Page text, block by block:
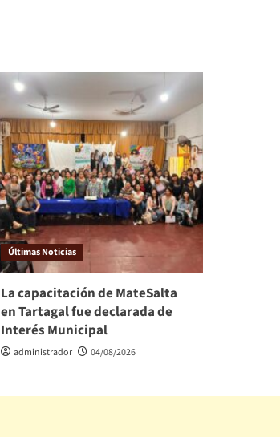
Últimas Noticias
La capacitación de MateSalta
en Tartagal fue declarada de
Interés Municipal
administrador 04/08/2026